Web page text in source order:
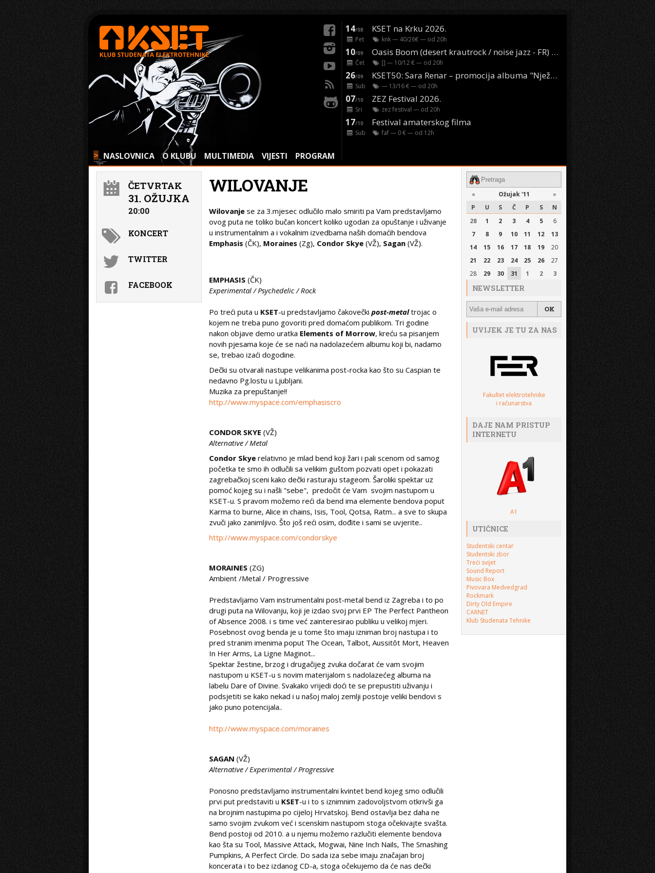
> NASLOVNICA O KLUBU MULTIMEDIA VIJESTI PROGRAM
14/08 KSET na Krku 2026.
Pet knk— 40/26€ — od 20h
10/09 Oasis Boom (desert krautrock / noise jazz - FR) @ KONTEJNER
Čet [] — 10/12 € — od 20h
26/09 KSET50: Sara Renar – promocija albuma "Nježne riječi" @ Močvara
Sub — 13/16 € — od 20h
07/10 ZEZ Festival 2026.
Sri zez festival — od 20h
17/10 Festival amaterskog filma
Sub faf— 0 € — od 12h
WILOVANJE
Wilovanje se za 3.mjesec odlučilo malo smiriti pa Vam predstavljamo
ovog puta ne toliko bučan koncert koliko ugodan za opuštanje i uživanje
u instrumentalnim a i vokalnim izvedbama naših domaćih bendova
Emphasis (ČK), Moraines (Zg), Condor Skye (VŽ), Sagan (VŽ).
EMPHASIS (ČK)
Experimental / Psychedelic / Rock
Po treći puta u KSET-u predstavljamo čakovečkipost-metaltrojac o
kojem ne treba puno govoriti pred domaćom publikom. Tri godine
nakon objave demo uratka Elements of Morrow, kreću sa pisanjem
novih pjesama koje će se naći na nadolazećem albumu koji bi, nadamo
se, trebao izaći dogodine.
Dečki su otvarali nastupe velikanima post-rocka kao što su Caspian te
nedavno Pg.lostu u Ljubljani.
Muzika za prepuštanje!!
http://www.myspace.com/emphasiscro
CONDOR SKYE (VŽ)
Alternative / Metal
Condor Skye relativno je mlad bend koji žari i pali scenom od samog
početka te smo ih odlučili sa velikim guštom pozvati opet i pokazati
zagrebačkoj sceni kako dečki rasturaju stageom. Šaroliki spektar uz
pomoć kojeg su i našli "sebe", predočit će Vam svojim nastupom u
KSET-u. S pravom možemo reći da bend ima elemente bendova poput
Karma to burne, Alice in chains, Isis, Tool, Qotsa, Ratm... a sve to skupa
zvuči jako zanimljivo. Što još reći osim, dođite i sami se uvjerite..
http://www.myspace.com/condorskye
MORAINES (ZG)
Ambient /Metal / Progressive
Predstavljamo Vam instrumentalni post-metal bend iz Zagreba i to po
drugi puta na Wilovanju, koji je izdao svoj prvi EP The Perfect Pantheon
of Absence 2008. i s time već zainteresirao publiku u velikoj mjeri.
Posebnost ovog benda je u tome što imaju izniman broj nastupa i to
pred stranim imenima poput The Ocean, Talbot, Aussitôt Mort, Heaven
In Her Arms, La Ligne Maginot...
Spektar žestine, brzog i drugačijeg zvuka dočarat će vam svojim
nastupom u KSET-u s novim materijalom s nadolazećeg albuma na
labelu Dare of Divine. Svakako vrijedi doći te se prepustiti uživanju i
podsjetiti se kako nekad i u našoj maloj zemlji postoje veliki bendovi s
jako puno potencijala..
http://www.myspace.com/moraines
SAGAN (VŽ)
Alternative / Experimental / Progressive
Ponosno predstavljamo instrumentalni kvintet bend kojeg smo odlučili
prvi put predstaviti u KSET-u i to s iznimnim zadovoljstvom otkrivši ga
na brojnim nastupima po cijeloj Hrvatskoj. Bend ostavlja bez daha ne
samo svojim zvukom već i scenskim nastupom stoga očekivajte svašta.
Bend postoji od 2010. a u njemu možemo razlučiti elemente bendova
kao šta su Tool, Massive Attack, Mogwai, Nine Inch Nails, The Smashing
Pumpkins, A Perfect Circle. Do sada iza sebe imaju značajan broj
koncerata i to bez izdanog CD-a, stoga očekujemo da će nas dečki
ČETVRTAK
31. OŽUJKA
20:00
KONCERT
TWITTER
FACEBOOK
« Ožujak '11
»
P
U S Č P S
N
28
1 2 3 4 5
6
7
8 9 10 11 12
13
14
15 16 17 18 19
20
21
22 23 24 25 26
27
28
29 30 31 1 2 3
NEWSLETTER
UVIJEK JE TU ZA NAS
Fakultet elektrotehnike
i računarstva
DAJE NAM PRISTUP
INTERNETU
A1
UTIČNICE
Studentski centar
Studentski zbor
Treći svijet
Sound Report
Music Box
Pivovara Medvedgrad
Rockmark
Dirty Old Empire
CARNET
Klub Studenata Tehnike